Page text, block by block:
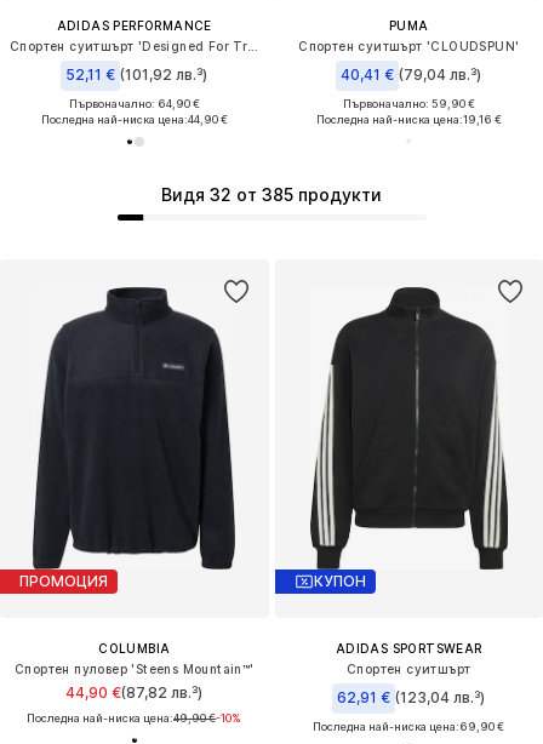
ADIDAS PERFORMANCE
52,11 € (101,92 лв.³)
Първоначално: 64,90 €
Последна най-ниска цена:44,90 €
PUMA
Спортен суитшърт 'CLOUDSPUN'
40,41 € (79,04 лв.³)
Първоначално: 59,90 €
Последна най-ниска цена:19,16 €
Видя 32 от 385 продукти
ПРОМОЦИЯ
COLUMBIA
Спортен пуловер 'Steens Mountain™'
44,90 €(87,82 лв.³)
Последна най-ниска цена:49,90 €-10%
КУПОН
ADIDAS SPORTSWEAR
Спортен суитшърт
62,91 € (123,04 лв.³)
Последна най-ниска цена:69,90 €